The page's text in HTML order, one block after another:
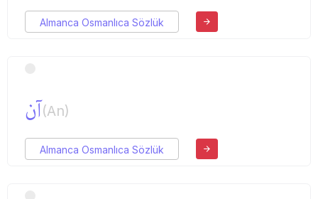
Almanca Osmanlıca Sözlük
آن(An)
Almanca Osmanlıca Sözlük